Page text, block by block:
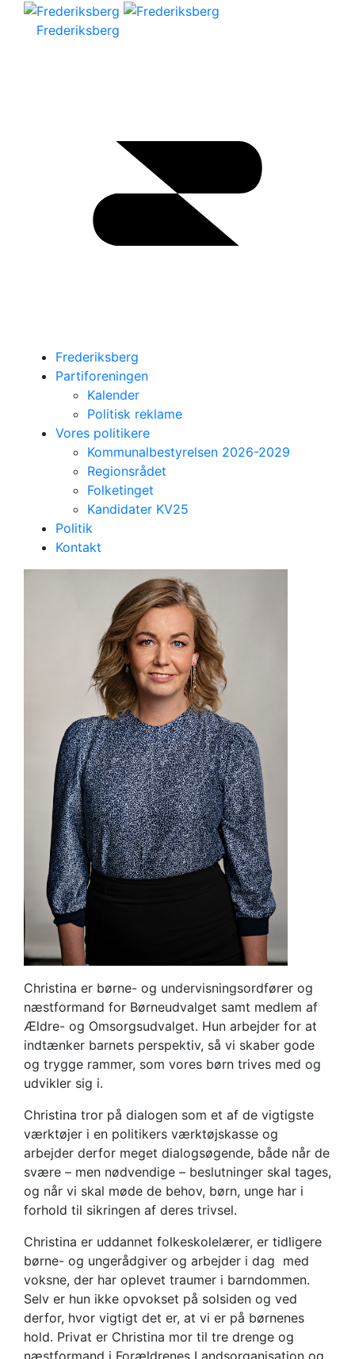
Frederiksberg
Frederiksberg
Partiforeningen
Kalender
Politisk reklame
Vores politikere
Kommunalbestyrelsen 2026-2029
Regionsrådet
Folketinget
Kandidater KV25
Politik
Kontakt
Medlem af kommunalbestyrelsen
Christina Sylvest-
Christina er børne- og undervisningsordfører og
næstformand for Børneudvalget samt medlem af
Ældre- og Omsorgsudvalget. Hun arbejder for at
indtænker barnets perspektiv, så vi skaber gode
og trygge rammer, som vores børn trives med og
udvikler sig i.
Christina tror på dialogen som et af de vigtigste
værktøjer i en politikers værktøjskasse og
arbejder derfor meget dialogsøgende, både når de
svære – men nødvendige – beslutninger skal tages,
og når vi skal møde de behov, børn, unge har i
forhold til sikringen af deres trivsel.
Christina er uddannet folkeskolelærer, er tidligere
børne- og ungerådgiver og arbejder i dag med
voksne, der har oplevet traumer i barndommen.
Selv er hun ikke opvokset på solsiden og ved
derfor, hvor vigtigt det er, at vi er på børnenes
hold. Privat er Christina mor til tre drenge og
næstformand i Forældrenes Landsorganisation og